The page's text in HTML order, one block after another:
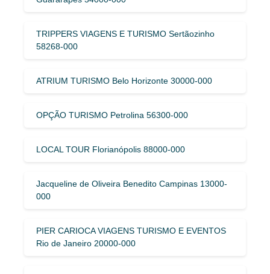
TRIPPERS VIAGENS E TURISMO Sertãozinho
58268-000
ATRIUM TURISMO Belo Horizonte 30000-000
OPÇÃO TURISMO Petrolina 56300-000
LOCAL TOUR Florianópolis 88000-000
Jacqueline de Oliveira Benedito Campinas 13000-
000
PIER CARIOCA VIAGENS TURISMO E EVENTOS
Rio de Janeiro 20000-000